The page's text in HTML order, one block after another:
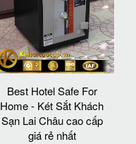
Best Hotel Safe For
Home - Két Sắt Khách
Sạn Lai Châu cao cấp
giá rẻ nhất